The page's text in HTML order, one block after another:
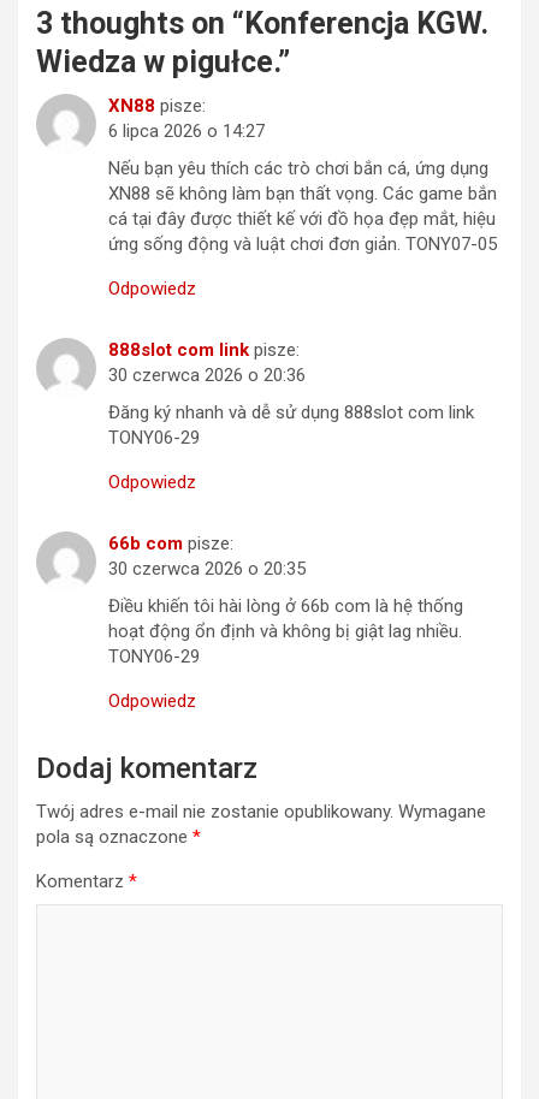
3 thoughts on “Konferencja KGW.
Wiedza w pigułce.”
XN88 pisze:
6 lipca 2026 o 14:27
Nếu bạn yêu thích các trò chơi bắn cá, ứng dụng
XN88 sẽ không làm bạn thất vọng. Các game bắn
cá tại đây được thiết kế với đồ họa đẹp mắt, hiệu
ứng sống động và luật chơi đơn giản. TONY07-05
Odpowiedz
888slot com link pisze:
30 czerwca 2026 o 20:36
Đăng ký nhanh và dễ sử dụng 888slot com link
TONY06-29
Odpowiedz
66b com pisze:
30 czerwca 2026 o 20:35
Điều khiến tôi hài lòng ở 66b com là hệ thống
hoạt động ổn định và không bị giật lag nhiều.
TONY06-29
Odpowiedz
Dodaj komentarz
Twój adres e-mail nie zostanie opublikowany. Wymagane
pola są oznaczone *
Komentarz *